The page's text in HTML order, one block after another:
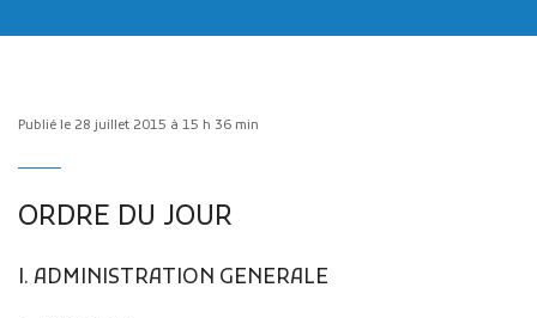
Publicité des actes
Projets financés par l'Europe
Publié le 28 juillet 2015 à 15 h 36 min
ORDRE DU JOUR
I. ADMINISTRATION GENERALE